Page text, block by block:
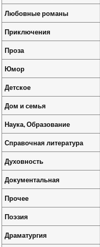
Любовные романы
Приключения
Проза
Юмор
Детское
Дом и семья
Наука, Образование
Справочная литература
Духовность
Документальная
Прочее
Поэзия
Драматургия